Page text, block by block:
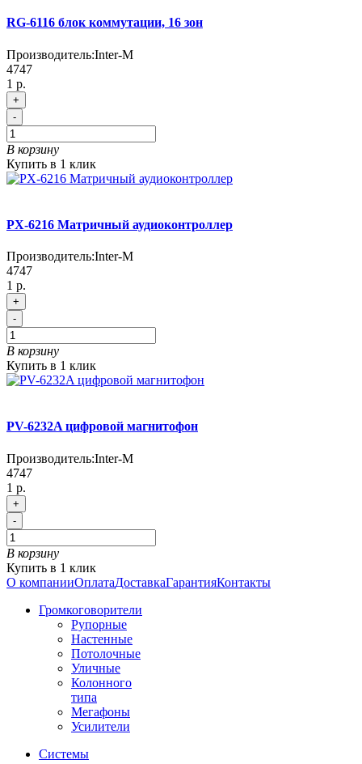
RG-6116 блок коммутации, 16 зон
Производитель:Inter-M
4747
1 р.
+
-
В корзину
Купить в 1 клик
PX-6216 Матричный аудиоконтроллер
Производитель:Inter-M
4747
1 р.
+
-
В корзину
Купить в 1 клик
PV-6232A цифровой магнитофон
Производитель:Inter-M
4747
1 р.
+
-
В корзину
Купить в 1 клик
О компанииОплатаДоставкаГарантияКонтакты
Громкоговорители
Рупорные
Настенные
Потолочные
Уличные
Колонного
типа
Мегафоны
Усилители
Системы